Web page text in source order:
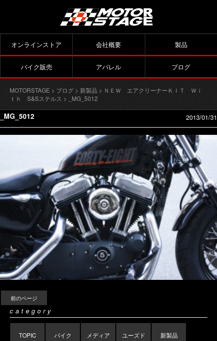
オンラインストア 会社概要 製品
バイク販売 アパレル ブログ
MOTORSTAGE > ブログ > 新製品 > ＮＥＷ エアクリーナーＫＩＴ Ｗｉ
ｔｈ S&Sステルス > _MG_5012
_MG_5012 2013/01/31
前のページ
category
TOPIC バイク メディア ユーズド 新製品